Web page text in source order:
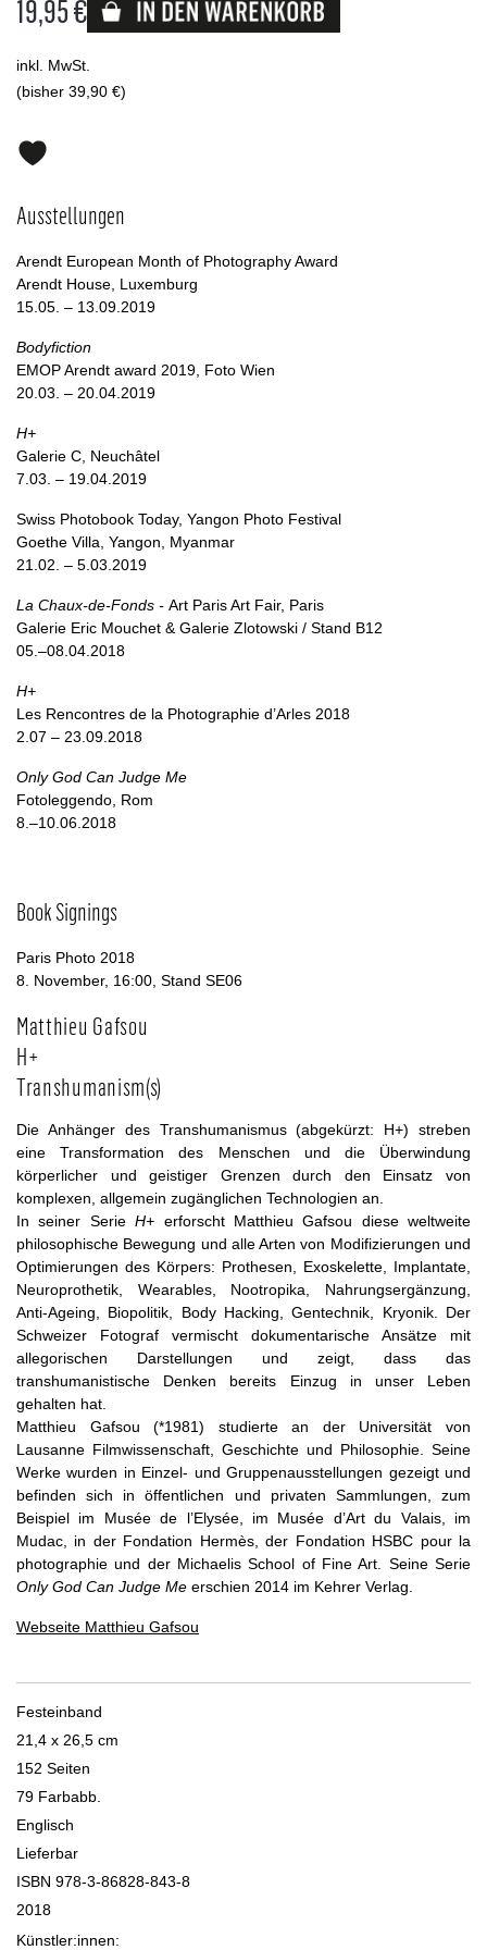
inkl. MwSt.
(bisher 39,90 €)
19,95 € Lieferbar
Ausstellungen
Arendt European Month of Photography Award
Arendt House, Luxemburg
15.05. – 13.09.2019
Bodyfiction
EMOP Arendt award 2019, Foto Wien
20.03. – 20.04.2019
H+
Galerie C, Neuchâtel
7.03. – 19.04.2019
Swiss Photobook Today, Yangon Photo Festival
Goethe Villa, Yangon, Myanmar
21.02. – 5.03.2019
La Chaux-de-Fonds - Art Paris Art Fair, Paris
Galerie Eric Mouchet & Galerie Zlotowski / Stand B12
05.–08.04.2018
H+
Les Rencontres de la Photographie d’Arles 2018
2.07 – 23.09.2018
Only God Can Judge Me
Fotoleggendo, Rom
8.–10.06.2018
Book Signings
Paris Photo 2018
8. November, 16:00, Stand SE06
Matthieu Gafsou
H+
Transhumanism(s)
Die Anhänger des Transhumanismus (abgekürzt: H+) streben
eine Transformation des Menschen und die Überwindung
körperlicher und geistiger Grenzen durch den Einsatz von
komplexen, allgemein zugänglichen Technologien an.
In seiner SerieH+ erforscht Matthieu Gafsou diese weltweite
philosophische Bewegung und alle Arten von Modifizierungen und
Optimierungen des Körpers: Prothesen, Exoskelette, Implantate,
Neuroprothetik, Wearables, Nootropika, Nahrungsergänzung,
Anti-Ageing, Biopolitik, Body Hacking, Gentechnik, Kryonik. Der
Schweizer Fotograf vermischt dokumentarische Ansätze mit
allegorischen Darstellungen und zeigt, dass das
transhumanistische Denken bereits Einzug in unser Leben
gehalten hat.
Matthieu Gafsou (*1981) studierte an der Universität von
Lausanne Filmwissenschaft, Geschichte und Philosophie. Seine
Werke wurden in Einzel- und Gruppenausstellungen gezeigt und
befinden sich in öffentlichen und privaten Sammlungen, zum
Beispiel im Musée de l’Elysée, im Musée d’Art du Valais, im
Mudac, in der Fondation Hermès, der Fondation HSBC pour la
photographie und der Michaelis School of Fine Art. Seine Serie
Only God Can Judge Me erschien 2014 im Kehrer Verlag.
Webseite Matthieu Gafsou
Festeinband
21,4 x 26,5 cm
152 Seiten
79 Farbabb.
Englisch
Lieferbar
ISBN 978-3-86828-843-8
2018
Künstler:innen: